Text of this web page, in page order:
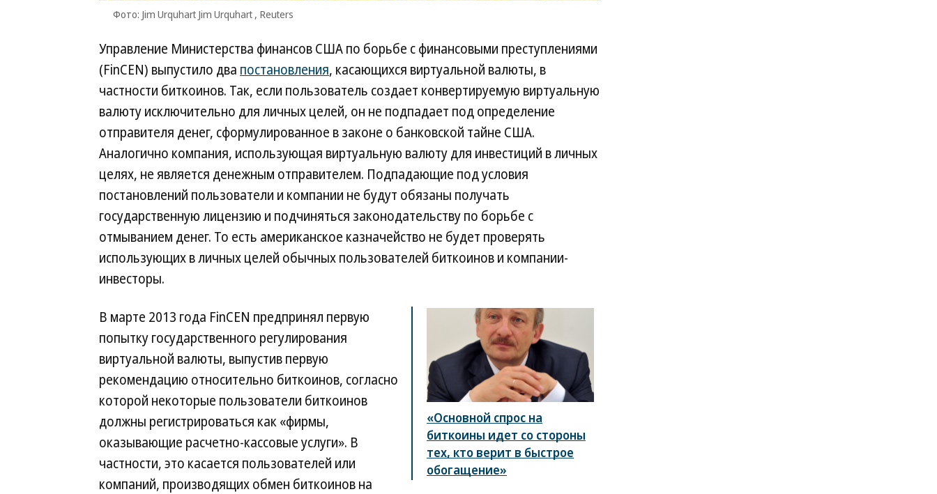
Фото: Jim Urquhart Jim Urquhart , Reuters
Управление Министерства финансов США по борьбе с финансовыми преступлениями
(FinCEN) выпустило два постановления, касающихся виртуальной валюты, в
частности биткоинов. Так, если пользователь создает конвертируемую виртуальную
валюту исключительно для личных целей, он не подпадает под определение
отправителя денег, сформулированное в законе о банковской тайне США.
Аналогично компания, использующая виртуальную валюту для инвестиций в личных
целях, не является денежным отправителем. Подпадающие под условия
постановлений пользователи и компании не будут обязаны получать
государственную лицензию и подчиняться законодательству по борьбе с
отмыванием денег. То есть американское казначейство не будет проверять
использующих в личных целей обычных пользователей биткоинов и компании-
инвесторы.
«Основной спрос на
биткоины идет со стороны
тех, кто верит в быстрое
обогащение»
В марте 2013 года FinCEN предпринял первую
попытку государственного регулирования
виртуальной валюты, выпустив первую
рекомендацию относительно биткоинов, согласно
которой некоторые пользователи биткоинов
должны регистрироваться как «фирмы,
оказывающие расчетно-кассовые услуги». В
частности, это касается пользователей или
компаний, производящих обмен биткоинов на